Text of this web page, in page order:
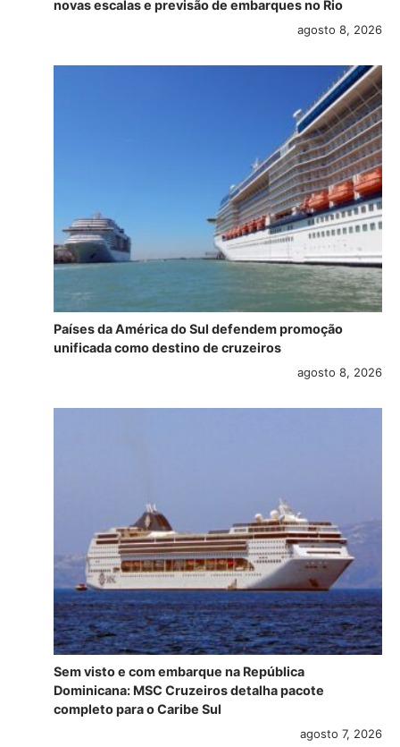
novas escalas e previsão de embarques no Rio
agosto 8, 2026
Países da América do Sul defendem promoção
unificada como destino de cruzeiros
agosto 8, 2026
Sem visto e com embarque na República
Dominicana: MSC Cruzeiros detalha pacote
completo para o Caribe Sul
agosto 7, 2026